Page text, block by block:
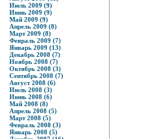
Июль 2009 (9)
Июнь 2009 (9)
Май 2009 (9)
Апрель 2009 (8)
Март 2009 (8)
Февраль 2009 (7)
Январь 2009 (13)
Декабрь 2008 (7)
Ноябрь 2008 (7)
Октябрь 2008 (3)
Сентябрь 2008 (7)
Август 2008 (6)
Июль 2008 (3)
Июнь 2008 (6)
Май 2008 (8)
Апрель 2008 (5)
Март 2008 (5)
Февраль 2008 (3)
Январь 2008 (5)